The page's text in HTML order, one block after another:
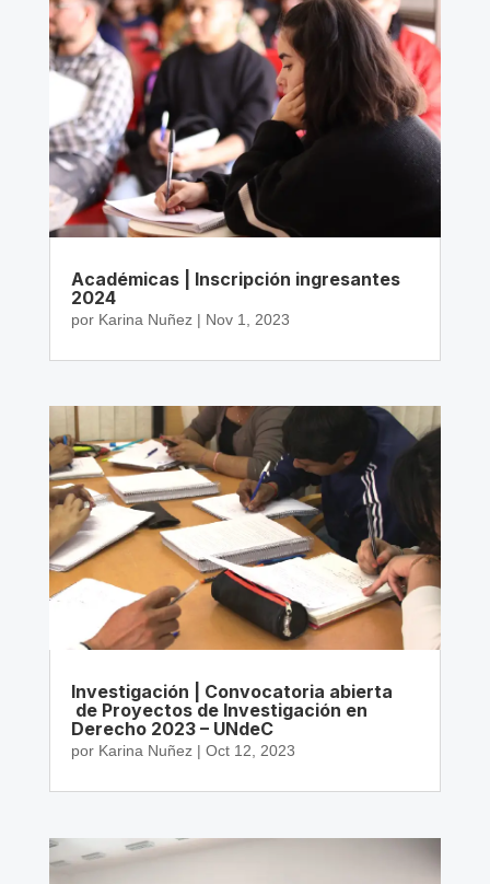
Académicas | Inscripción ingresantes
2024
por Karina Nuñez| Nov 1, 2023
Investigación | Convocatoria abierta
de Proyectos de Investigación en
Derecho 2023 – UNdeC
por Karina Nuñez| Oct 12, 2023